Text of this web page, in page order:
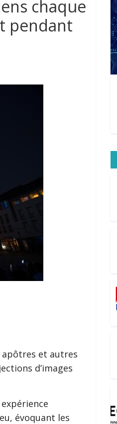
chaque
pendant
apôtres et autres
d’images
évoquant les